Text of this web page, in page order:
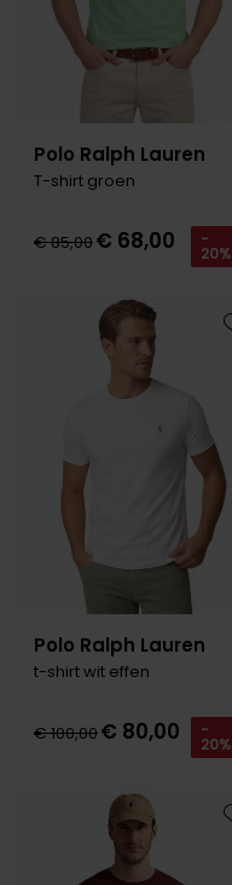
Polo Ralph Lauren
T-shirt groen
€ 85,00€ 68,00 -
20%
Polo Ralph Lauren
t-shirt wit effen
€ 100,00€ 80,00 -
20%